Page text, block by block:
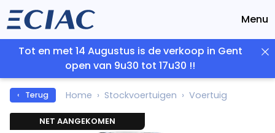
Menu
Tot en met 14 Augustus is de verkoop in Gent
open van 9u30 tot 17u30 !!
‹ Terug Home Stockvoertuigen Voertuig
NET AANGEKOMEN